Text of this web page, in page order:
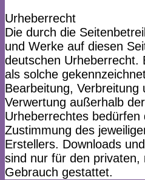
Urheberrecht
Die durch die
und Werke auf diesen
deutschen Urheberrecht.
als solche
Bearbeitung, Verbreitung
Verwertung außerhalb
Urheberrechtes bedürfen
Zustimmung des
Erstellers. Downloads
sind nur für den privaten,
Gebrauch gestattet.